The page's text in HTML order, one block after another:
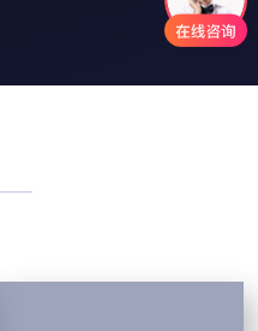
制作在跨文化传播和国际
言版本和字幕翻译是制作
。
市公司的共同选择